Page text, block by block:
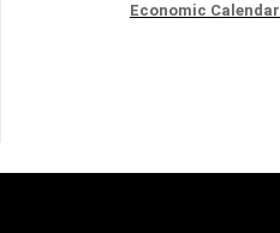
Economic Calendar